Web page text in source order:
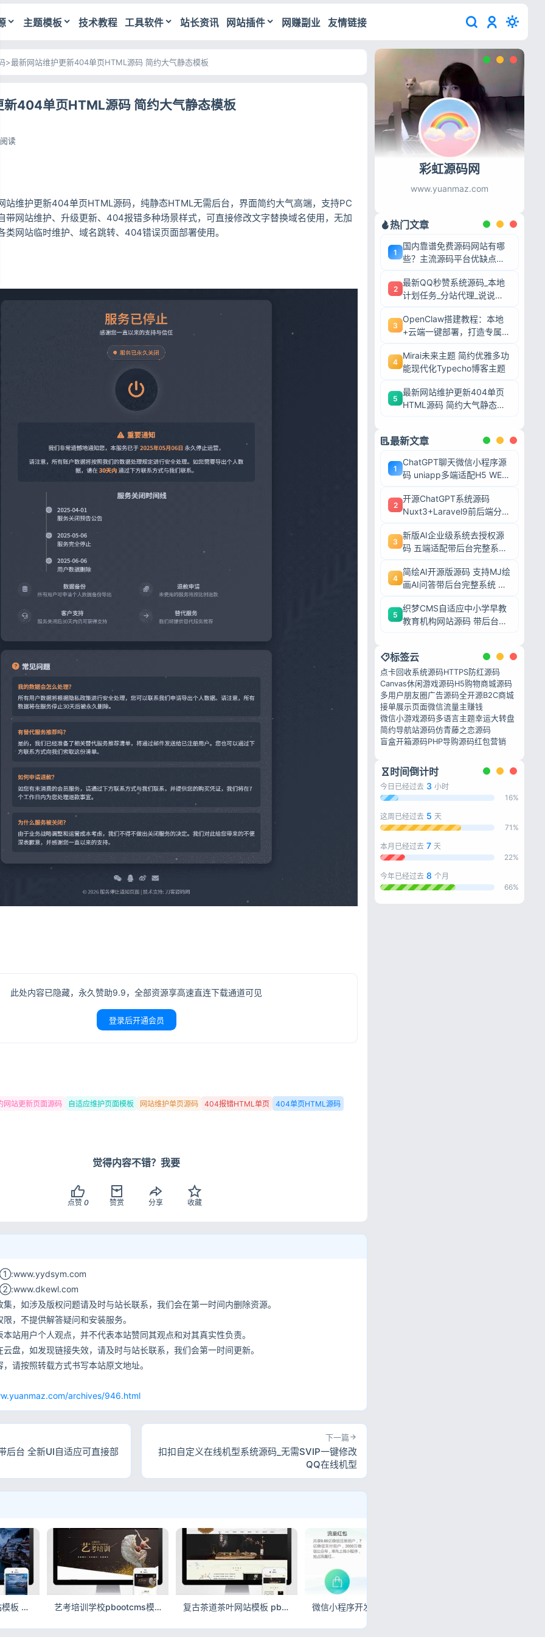
主题模板 技术教程 工具软件 站长资讯 网站插件 网赚副业 友情链接
>最新网站维护更新404单页HTML源码 简约大气静态模板
新404单页HTML源码 简约大气静态模板
读
站维护更新404单页HTML源码，纯静态HTML无需后台，界面简约大气高端，支持PC
带网站维护、升级更新、404报错多种场景样式，可直接修改文字替换域名使用，无加
类网站临时维护、域名跳转、404错误页面部署使用。
此处内容已隐藏，永久赞助9.9，全部资源享高速直连下载通道可见
登录后开通会员
网站更新页面源码 自适应维护页面模板 网站维护单页源码 404报错HTML单页 404单页HTML源码
觉得内容不错？我要
点赞 0 赞赏 分享 收藏
①:www.yydsym.com
②:www.dkewl.com
，如涉及版权问题请及时与站长联系，我们会在第一时间内删除资源。
，不提供解答疑问和安装服务。
站用户个人观点，并不代表本站赞同其观点和对其真实性负责。
盘，如发现链接失效，请及时与站长联系，我们会第一时间更新。
请按照转载方式书写本站原文地址。
archives/946.html
后台 全新UI自适应可直接部
下一篇
扣扣自定义在线机型系统源码_无需SVIP一键修改
QQ在线机型
深蓝色风景摄影网站模板 pbootcms户外摄影机构源码 艺考培训学校pbootcms模板 自适应艺术培训机构网站源码 复古茶道茶叶网站模板 pbootcms响应式茶具展示源码
彩虹源码网
www.yuanmaz.com
热门文章
1
国内靠谱免费源码网站有哪
些？主流源码平台优缺点深
2
最新QQ秒赞系统源码_本地
计划任务_分站代理_说说赞
3
OpenClaw搭建教程：本地
+云端一键部署，打造专属AI
4
Mirai未来主题 简约优雅多功
能现代化Typecho博客主题
5
最新网站维护更新404单页
HTML源码 简约大气静态模
最新文章
1
ChatGPT聊天微信小程序源
码 uniapp多端适配H5 WEB
2
开源ChatGPT系统源码
Nuxt3+Laravel9前后端分离
毕业设计
3
新版AI企业级系统去授权源
码 五端适配带后台完整系统
4
简绘AI开源版源码 支持MJ绘
画AI问答带后台完整系统 可
5
织梦CMS自适应中小学早教
教育机构网站源码 带后台完
标签云
点卡回收系统源码HTTPS防红源码
Canvas休闲游戏源码H5购物商城源码
多用户朋友圈广告源码全开源B2C商城
接单展示页面微信流量主赚钱
微信小游戏源码多语言主题幸运大转盘
简约导航站源码仿青藤之恋源码
盲盒开箱源码PHP导购源码红包营销
时间倒计时
今日已经过去 3 小时
16%
这周已经过去 5 天
71%
本月已经过去 7 天
22%
今年已经过去 8 个月
66%
用户协议 隐私政策